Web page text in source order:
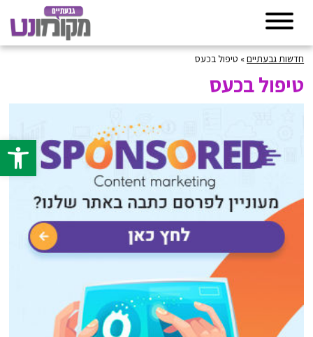
פתח
חדשות גבעתיים» טיפול בכעס
טיפול בכעס